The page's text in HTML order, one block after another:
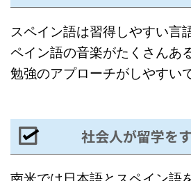
スペイン語は習得しやすい言
ペイン語の音楽がたくさんあ
勉強のアプローチがしやすい
社会人が留学を